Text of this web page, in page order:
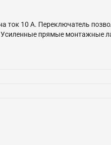
ток 10 А. Переключатель
Усиленные прямые монтажные